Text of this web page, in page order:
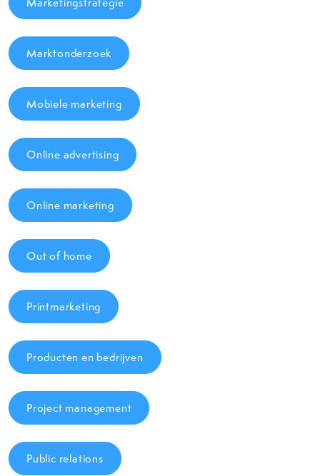
Marktonderzoek
Mobiele marketing
Online advertising
Online marketing
Out of home
Printmarketing
Producten en bedrijven
Project management
Public relations